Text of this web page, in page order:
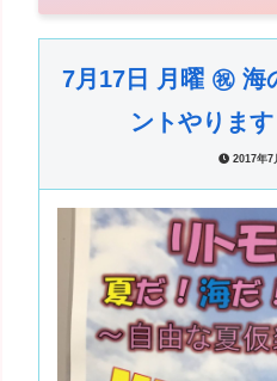
7月17日 月曜 ㊗︎
ントやりま
2017年7